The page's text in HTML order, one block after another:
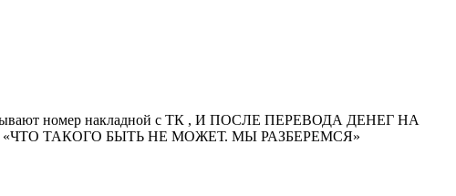
номер накладной с ТК , И ПОСЛЕ ПЕРЕВОДА ДЕНЕГ НА
ТАКОГО БЫТЬ НЕ МОЖЕТ. МЫ РАЗБЕРЕМСЯ»